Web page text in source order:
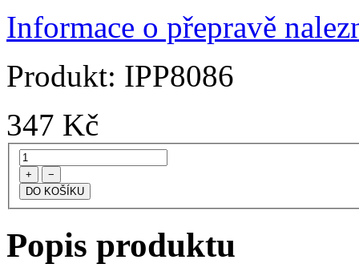
Informace o přepravě
Produkt: IPP8086
347 Kč
+ −
Popis produktu